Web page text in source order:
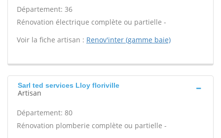
Département: 36
Rénovation électrique complète ou partielle -
Voir la fiche artisan : Renov'inter (gamme baie)
Sarl ted services Lloy floriville
Artisan
Département: 80
Rénovation plomberie complète ou partielle -